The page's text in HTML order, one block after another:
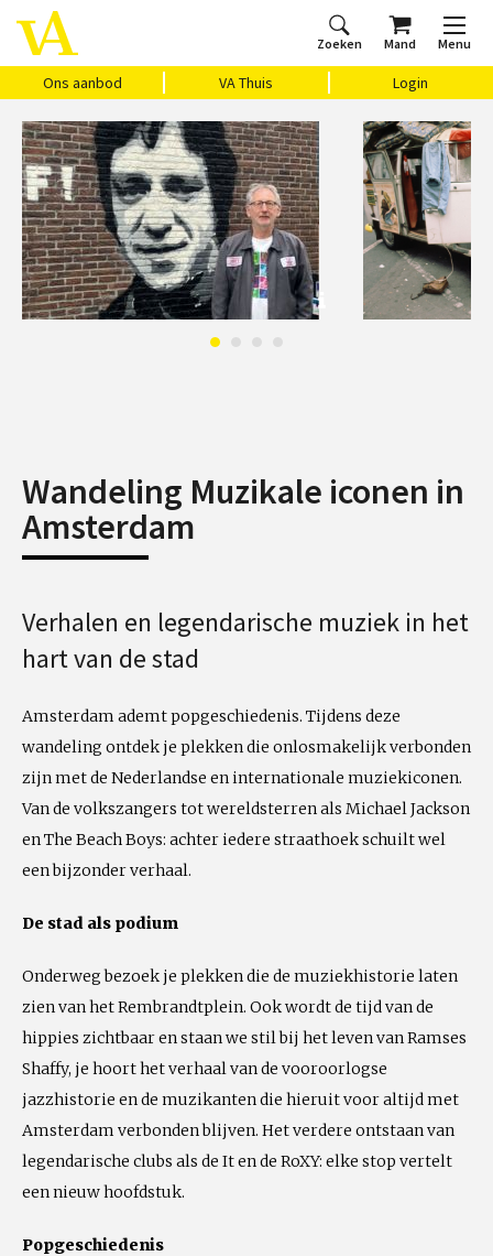
Zoeken Mand Menu
Ons aanbod VA Thuis Login
Home
Ons aanbod
Agenda
VAthuis
Over ons
Vragen?
Cadeaubon
Wandeling Muzikale iconen in
Amsterdam
Verhalen en legendarische muziek in het
hart van de stad
Amsterdam ademt popgeschiedenis. Tijdens deze
wandeling ontdek je plekken die onlosmakelijk verbonden
zijn met de Nederlandse en internationale muziekiconen.
Van de volkszangers tot wereldsterren als Michael Jackson
en The Beach Boys: achter iedere straathoek schuilt wel
een bijzonder verhaal.
De stad als podium
Onderweg bezoek je plekken die de muziekhistorie laten
zien van het Rembrandtplein. Ook wordt de tijd van de
hippies zichtbaar en staan we stil bij het leven van Ramses
Shaffy, je hoort het verhaal van de vooroorlogse
jazzhistorie en de muzikanten die hieruit voor altijd met
Amsterdam verbonden blijven. Het verdere ontstaan van
legendarische clubs als de It en de RoXY: elke stop vertelt
een nieuw hoofdstuk.
Popgeschiedenis